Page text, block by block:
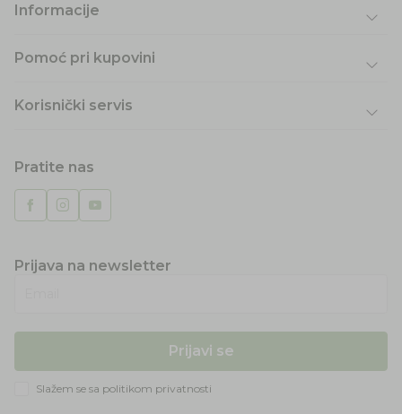
Informacije
Pomoć pri kupovini
Korisnički servis
Pratite nas
Prijava na newsletter
Prijavi se
Slažem se sa politikom privatnosti